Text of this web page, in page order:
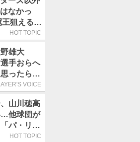
なかっ
王狙える頼
打者は
HOT TOPIC
雄大
選手おらへ
ったら坂
来た！」／
VOICE
山川穂高
…他球団が
パ・リー
怖い打者」
HOT TOPIC